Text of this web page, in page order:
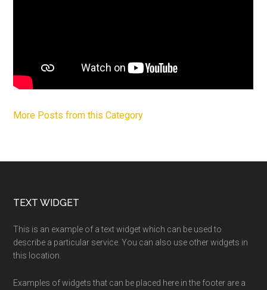
More Posts from this Category
Footer
TEXT WIDGET
This is an example of a text widget which can be used to
describe a particular service. You can also use other widgets in
this location.
Examples of widgets that can be placed here in the footer are a